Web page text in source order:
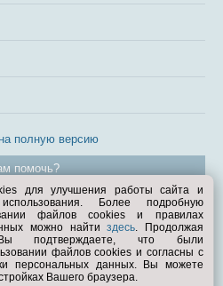
полную версию
помочь?
1998—2026
для улучшения работы сайта и
Более подробную
файлов cookies и правилах
можно найтиздесь. Продолжая
подтверждаете, что были
файлов cookies и согласны с
персональных данных. Вы можете
Вашего браузера.